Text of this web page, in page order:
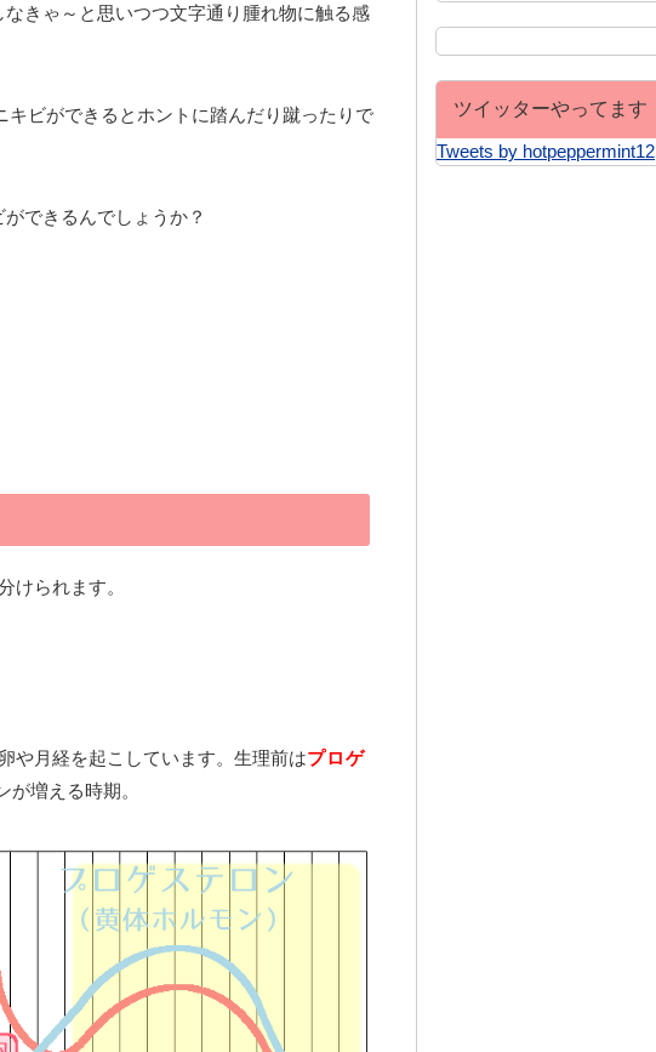
きゃ～と思いつつ文字通り腫れ物に触る感
ビができるとホントに踏んだり蹴ったりで
できるんでしょうか？
けられます。
や月経を起こしています。生理前はプロゲ
が増える時期。
ツイッターやってます
Tweets by hotpeppermint12